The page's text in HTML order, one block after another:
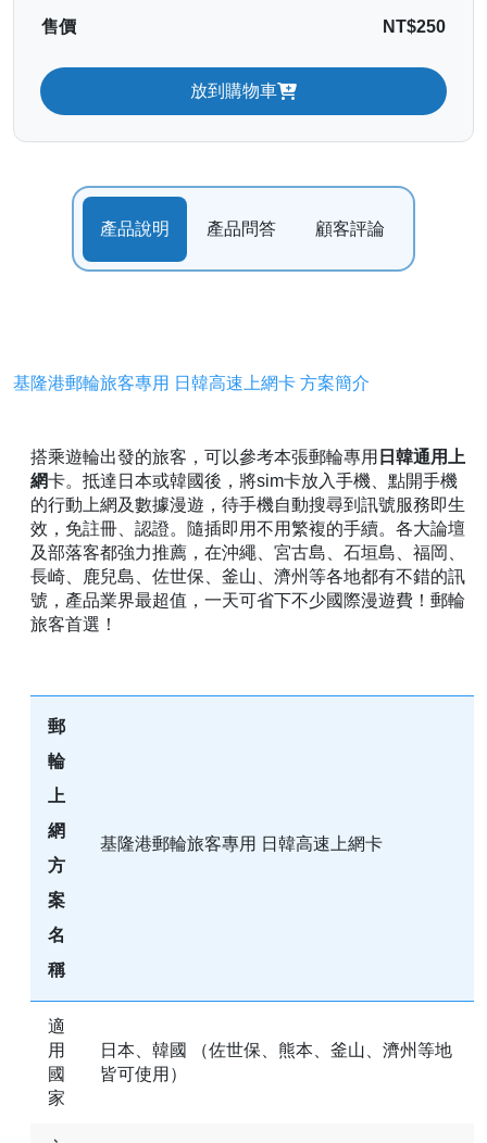
售價 NT$250
放到購物車
產品說明 產品問答 顧客評論
基隆港郵輪旅客專用 日韓高速上網卡 方案簡介
搭乘遊輪出發的旅客，可以參考本張郵輪專用 日韓通用上
網卡。抵達日本或韓國後，將sim卡放入手機、點開手機
的行動上網及數據漫遊，待手機自動搜尋到訊號服務即生
效，免註冊、認證。隨插即用不用繁複的手續。各大論壇
及部落客都強力推薦，在沖繩、宮古島、石垣島、福岡、
長崎、鹿兒島、佐世保、釜山、濟州等各地都有不錯的訊
號，產品業界最超值，一天可省下不少國際漫遊費！郵輪
旅客首選！
郵
輪
上
網
方
案
名
稱
基隆港郵輪旅客專用 日韓高速上網卡
適
用
國
家
日本、韓國 （佐世保、熊本、釜山、濟州等地
皆可使用）